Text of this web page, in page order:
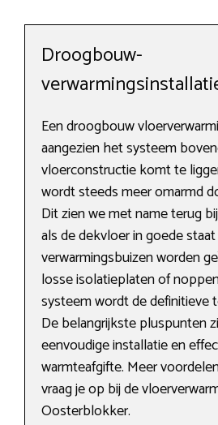
Droogbouw-
Een droogbouw
aangezien het systeem
vloerconstructie komt te
wordt steeds meer omarmd
Dit zien we met name terug
als de dekvloer in goede
verwarmingsbuizen worden
losse isolatieplaten of
systeem wordt de definitieve
De belangrijkste pluspunten
eenvoudige installatie en
warmteafgifte. Meer
vraag je op bij de
Oosterblokker.